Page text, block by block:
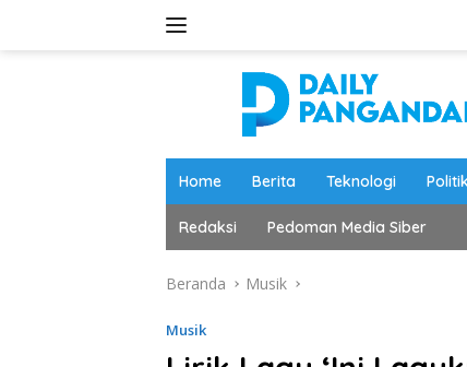
Home Berita Teknologi Politik
Redaksi Pedoman Media Siber
Beranda Musik
Musik